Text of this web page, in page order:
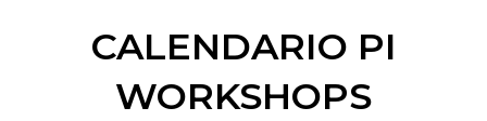
CALENDARIO PI
WORKSHOPS